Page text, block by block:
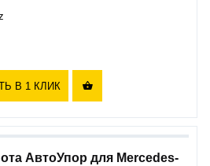
В 1 КЛИК 
АвтоУпор для Mercedes-